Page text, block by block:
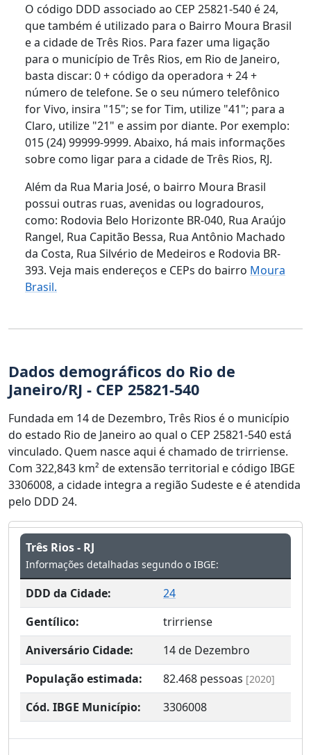
O código DDD associado ao CEP 25821-540 é 24,
que também é utilizado para o Bairro Moura Brasil
e a cidade de Três Rios. Para fazer uma ligação
para o município de Três Rios, em Rio de Janeiro,
basta discar: 0 + código da operadora + 24 +
número de telefone. Se o seu número telefônico
for Vivo, insira "15"; se for Tim, utilize "41"; para a
Claro, utilize "21" e assim por diante. Por exemplo:
015 (24) 99999-9999. Abaixo, há mais informações
sobre como ligar para a cidade de Três Rios, RJ.
Além da Rua Maria José, o bairro Moura Brasil
possui outras ruas, avenidas ou logradouros,
como: Rodovia Belo Horizonte BR-040, Rua Araújo
Rangel, Rua Capitão Bessa, Rua Antônio Machado
da Costa, Rua Silvério de Medeiros e Rodovia BR-
393. Veja mais endereços e CEPs do bairro Moura
Brasil.
Dados demográficos do Rio de
Janeiro/RJ - CEP 25821-540
Fundada em 14 de Dezembro, Três Rios é o município
do estado Rio de Janeiro ao qual o CEP 25821-540 está
vinculado. Quem nasce aqui é chamado de trirriense.
Com 322,843 km² de extensão territorial e código IBGE
3306008, a cidade integra a região Sudeste e é atendida
pelo DDD 24.
Três Rios - RJ
Informações detalhadas segundo o IBGE:
DDD da Cidade:
24
Gentílico:
trirriense
Aniversário Cidade:
14 de Dezembro
População estimada:
82.468 pessoas [2020]
Cód. IBGE Município: 3306008